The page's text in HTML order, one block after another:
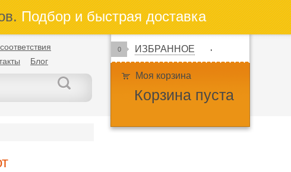
Подбор и быстрая доставка
Блог
0 ИЗБРАННОЕ
Моя корзина
Корзина пуста